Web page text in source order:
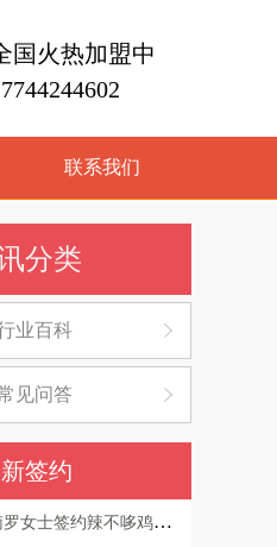
国火热加盟中
联系我们
分类
业百科
见问答
签约
2024年8月7日云南罗女士签约辣不哆鸡公煲